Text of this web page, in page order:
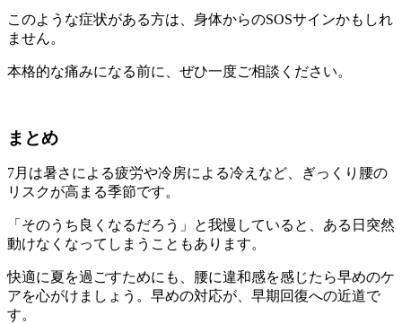
このような症状がある方は、身体からのSOSサインかもしれ
ません。
本格的な痛みになる前に、ぜひ一度ご相談ください。
まとめ
7月は暑さによる疲労や冷房による冷えなど、ぎっくり腰の
リスクが高まる季節です。
「そのうち良くなるだろう」と我慢していると、ある日突然
動けなくなってしまうこともあります。
快適に夏を過ごすためにも、腰に違和感を感じたら早めのケ
アを心がけましょう。早めの対応が、早期回復への近道で
す。